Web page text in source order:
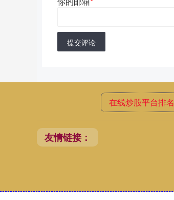
提交评论
在线炒股平台排名
友情链接：